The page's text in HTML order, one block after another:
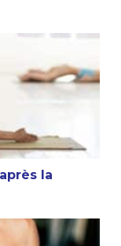
la musculation ?
la
?